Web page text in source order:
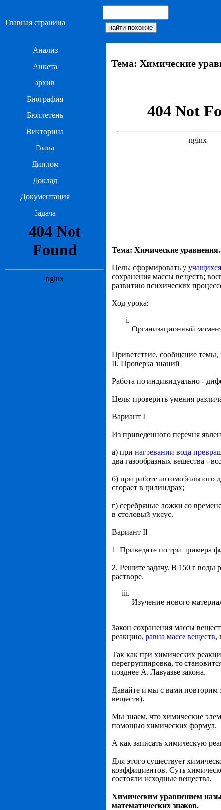
Главная страница
Анализ
Анкета
архив
Биография
Бюллетень
Викторина
Глава
Диплом
Доклад
Документация
Задача
Тема: Химические
Тема: Химические
Цель: сформировать у
сохранения массы веществ;
развитию психических
Ход урока:
Организационный
Приветствие, сообщение темы,
II. Проверка знаний
Работа по индивидуально -
Цель: проверить умения
Вариант I
Из приведенного перечня
а) при нагревании вода
два газообразных вещества -
б) при работе автомобильного
сгорает в цилиндрах;
г) серебряные ложки со
в столовый уксус.
Вариант II
1. Приведите по три примера
2. Решите задачу. В 150 г
растворе.
Изучение нового
Закон сохранения массы
реакцию, равна массе веществ,
Так как при химических
перегруппировка, то
позднее А. Лавуазье закона.
Давайте и мы с вами повторим
веществ).
Мы знаем, что химические
помощью химических формул.
А как записать химическую
Для этого существует
коэффициентов. Суть
состояли исходные вещества.
Химическим уравнением
математических знаков.